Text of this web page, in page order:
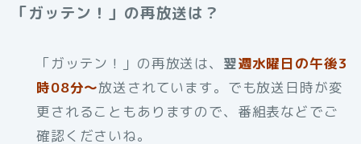
「ガッテン！」の再放送は？
「ガッテン！」の再放送は、 翌週水曜日の午後3
時08分～放送されています。でも放送日時が変
更されることもありますので、番組表などでご
確認くださいね。